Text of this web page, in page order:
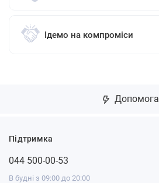
Ідемо на компроміси
Допомога
Підтримка
044 500-00-53
В будні з 09:00 до 20:00